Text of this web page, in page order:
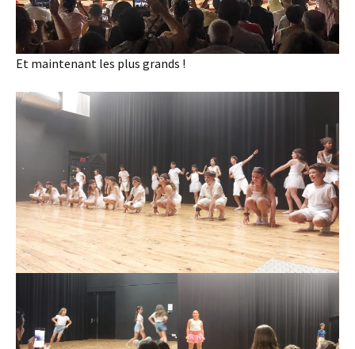
Et maintenant les plus grands !